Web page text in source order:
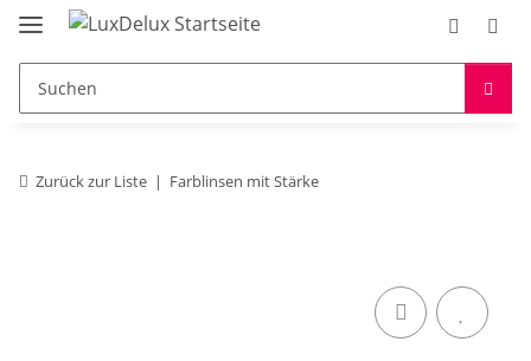
Zurück zur Liste Farblinsen mit Stärke